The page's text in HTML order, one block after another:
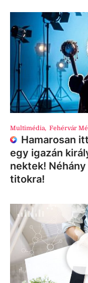
Multimédia, Fehérvár
Hamarosan
egy igazán
nektek!
titokra!